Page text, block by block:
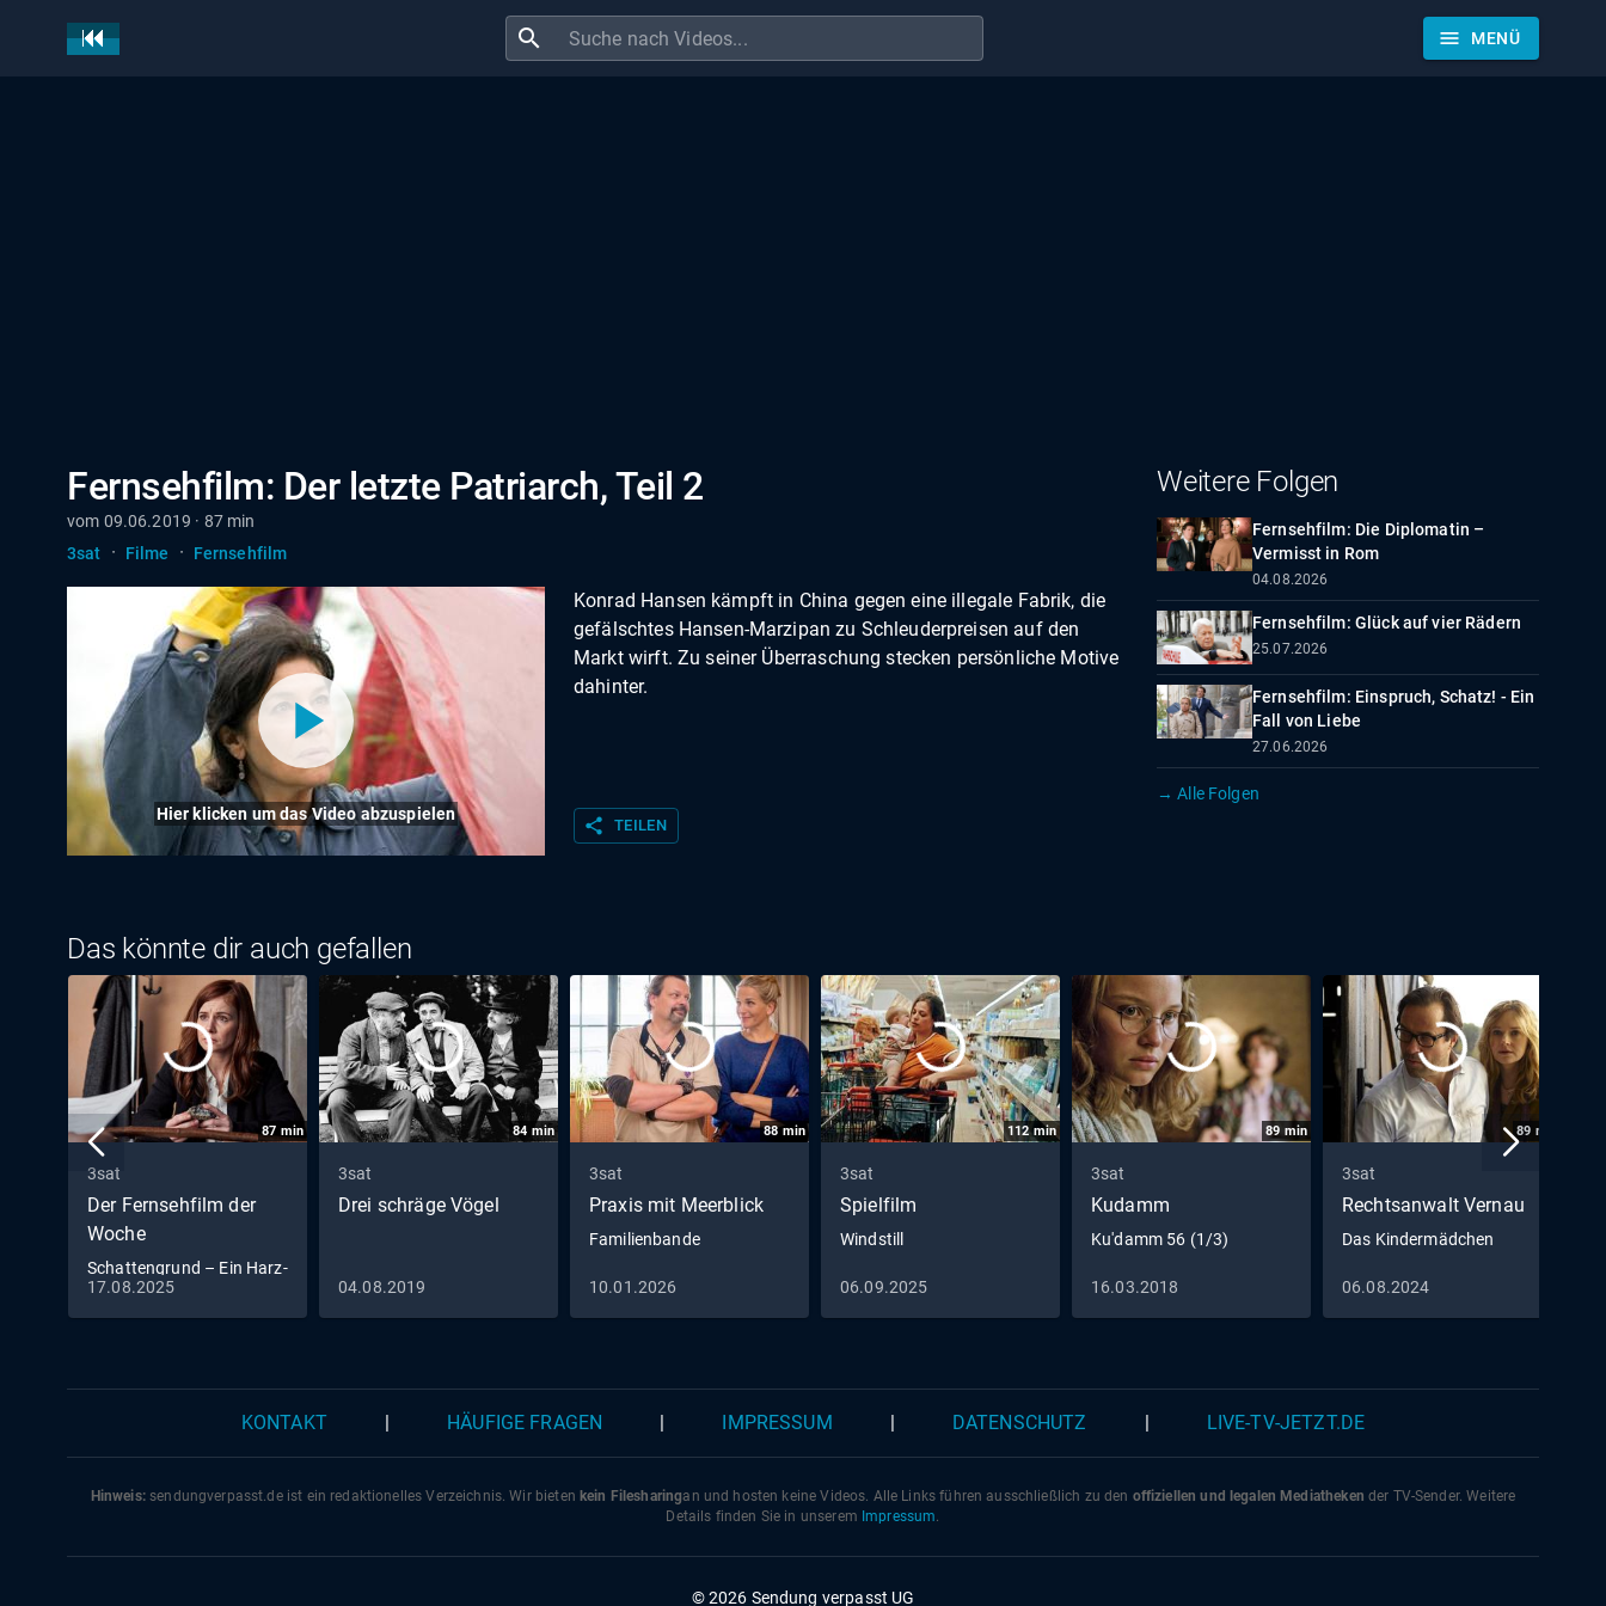
search menu MENÜ
Fernsehfilm: Der letzte Patriarch, Teil 2
vom 09.06.2019 · 87 min
3sat
· Filme · Fernsehfilm
Hier klicken um das Video abzuspielen
Konrad Hansen kämpft in China gegen eine illegale Fabrik, die
gefälschtes Hansen-Marzipan zu Schleuderpreisen auf den
Markt wirft. Zu seiner Überraschung stecken persönliche Motive
dahinter.
share TEILEN
Weitere Folgen
Fernsehfilm: Die Diplomatin –
Vermisst in Rom
04.08.2026
Fernsehfilm: Glück auf vier Rädern
25.07.2026
Fernsehfilm: Einspruch, Schatz! - Ein
Fall von Liebe
27.06.2026
→ Alle Folgen
Das könnte dir auch gefallen
87 min
3sat
Der Fernsehfilm der
Woche
Schattengrund – Ein Harz-
Thriller
17.08.2025
84 min
3sat
Drei schräge Vögel
04.08.2019
88min
3sat
Praxis mit Meerblick
Familienbande
10.01.2026
112min
3sat
Spielfilm
Windstill
06.09.2025
89 min
3sat
Kudamm
Ku'damm 56 (1/3)
16.03.2018
89 min
3sat
Rechtsanwalt Vernau
Das Kindermädchen
06.08.2024
KONTAKT HÄUFIGE FRAGEN IMPRESSUM DATENSCHUTZ LIVE-TV-JETZT.DE
Hinweis:sendungverpasst.deist ein redaktionelles Verzeichnis. Wir bieten kein Filesharingan und hosten keine Videos. Alle Links führen ausschließlich zu den offiziellen und legalen Mediatheken der TV-Sender. Weitere
Details finden Sie in unserem Impressum.
© 2026 Sendung verpasst UG